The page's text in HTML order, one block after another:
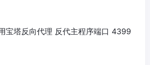
宝塔反向代理 反代主程序端口 4399